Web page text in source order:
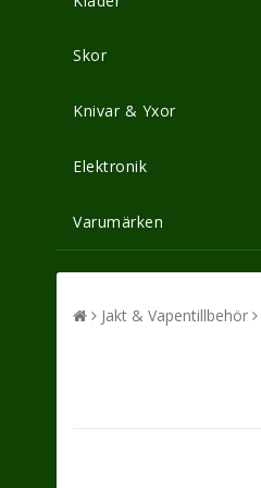
Skor
Knivar & Yxor
Elektronik
Varumärken
Jakt & Vapentillbehör